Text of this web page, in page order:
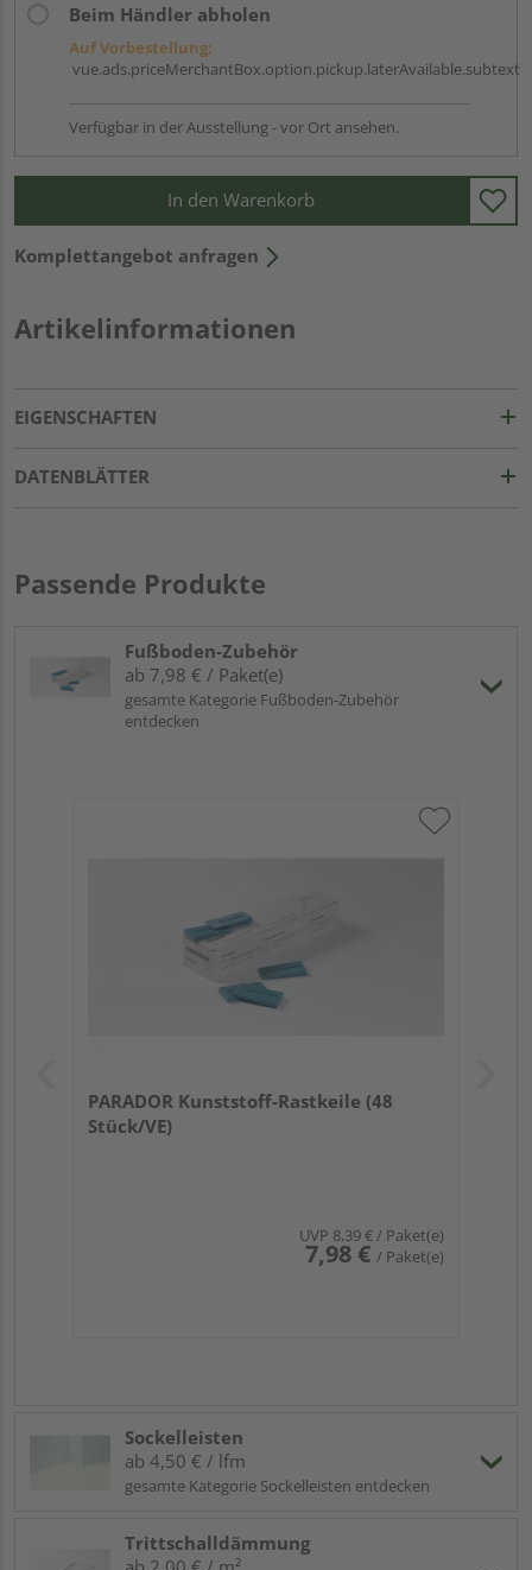
Beim Händler abholen
Auf Vorbestellung:
vue.ads.priceMerchantBox.option.pickup.laterAvailable.subtext
Verfügbar in der Ausstellung - vor Ort ansehen.
In den Warenkorb
Komplettangebot anfragen
Artikelinformationen
EIGENSCHAFTEN
DATENBLÄTTER
Passende Produkte
Fußboden-Zubehör
ab 7,98 € / Paket(e)
gesamte Kategorie Fußboden-Zubehör
entdecken
PARADOR Kunststoff-Rastkeile (48
Stück/VE)
UVP 8,39 €/ Paket(e)
7,98 € / Paket(e)
Sockelleisten
ab 4,50 € / lfm
gesamte Kategorie Sockelleisten entdecken
Trittschalldämmung